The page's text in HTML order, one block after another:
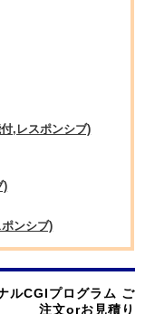
,レスポンシブ)
)
ンシブ)
ルCGIプログラム ご
注文orお見積り